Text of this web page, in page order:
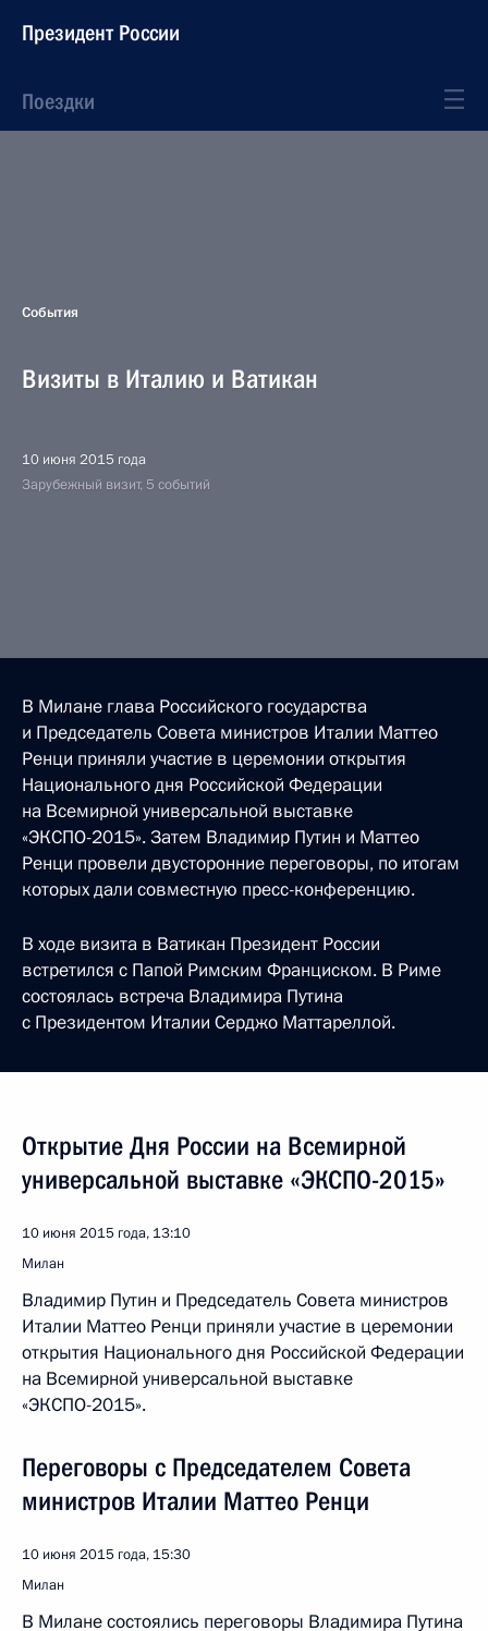
Президент России
Поездки
События
Визиты в Италию и Ватикан
10 июня 2015 года
Зарубежный визит, 5 событий
В Милане глава Российского государства
и Председатель Совета министров Италии Маттео
Ренци приняли участие в церемонии открытия
Национального дня Российской Федерации
на Всемирной универсальной выставке
«ЭКСПО-2015». Затем Владимир Путин и Маттео
Ренци провели двусторонние переговоры, по итогам
которых дали совместную пресс-конференцию.
В ходе визита в Ватикан Президент России
встретился с Папой Римским Франциском. В Риме
состоялась встреча Владимира Путина
с Президентом Италии Серджо Маттареллой.
Открытие Дня России на Всемирной
универсальной выставке «ЭКСПО-2015»
10 июня 2015 года, 13:10
Милан
Владимир Путин и Председатель Совета министров
Италии Маттео Ренци приняли участие в церемонии
открытия Национального дня Российской Федерации
на Всемирной универсальной выставке
«ЭКСПО-2015».
Переговоры с Председателем Совета
министров Италии Маттео Ренци
10 июня 2015 года, 15:30
Милан
В Милане состоялись переговоры Владимира Путина